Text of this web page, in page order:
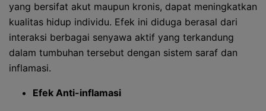
yang bersifat akut maupun kronis, dapat meningkatkan
kualitas hidup individu. Efek ini diduga berasal dari
interaksi berbagai senyawa aktif yang terkandung
dalam tumbuhan tersebut dengan sistem saraf dan
inflamasi.
Efek Anti-inflamasi